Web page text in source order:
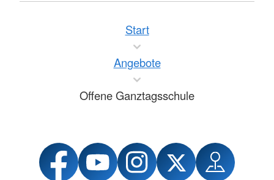
Start
Angebote
Offene Ganztagsschule